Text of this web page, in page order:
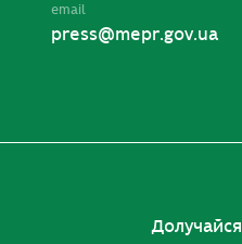
email
press@mepr.gov.ua
Долучайся